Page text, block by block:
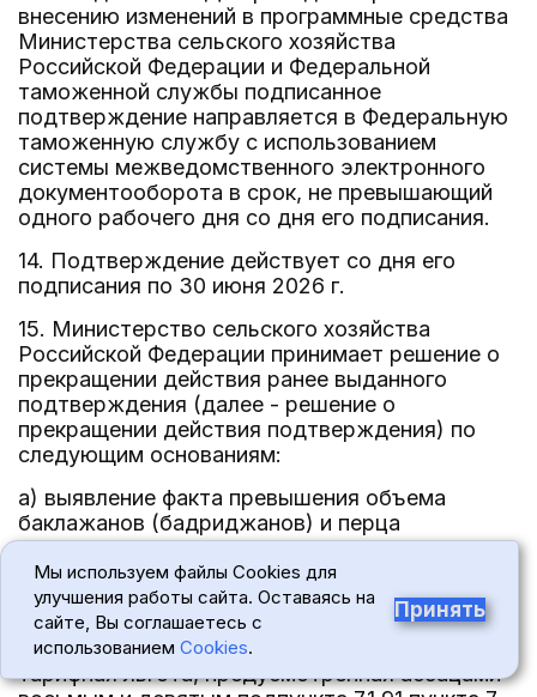
внесению изменений в программные средства
Министерства сельского хозяйства
Российской Федерации и Федеральной
таможенной службы подписанное
подтверждение направляется в Федеральную
таможенную службу с использованием
системы межведомственного электронного
документооборота в срок, не превышающий
одного рабочего дня со дня его подписания.
14. Подтверждение действует со дня его
подписания по 30 июня 2026 г.
15. Министерство сельского хозяйства
Российской Федерации принимает решение о
прекращении действия ранее выданного
подтверждения (далее - решение о
прекращении действия подтверждения) по
следующим основаниям:
а) выявление факта превышения объема
баклажанов (бадриджанов) и перца
стручкового сладкого, распределенного
заявителю в соответствии с Правилами
распределения объемов баклажанов
(бадриджанов) и перца стручкового сладкого,
в отношении которых предоставляется
тарифная льгота, предусмотренная абзацами
Мы используем файлы Cookies для
улучшения работы сайта. Оставаясь на
сайте, Вы соглашаетесь с
использованием Cookies.
Принять